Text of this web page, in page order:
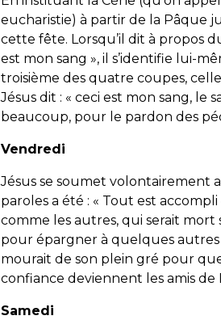
eucharistie) à partir de la Pâque
cette fête. Lorsqu’il dit à propos
est mon sang », il s’identifie lui-
troisième des quatre coupes,
Jésus dit : « ceci est mon sang, le
beaucoup, pour le pardon des
Vendredi
Jésus se soumet volontairement
paroles a été : « Tout est accompli
comme les autres, qui serait
pour épargner à quelques autres
mourait de son plein gré pour
confiance deviennent les amis de
Samedi